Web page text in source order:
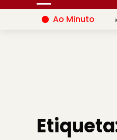
Ao Minuto
ao talento e à inovação do